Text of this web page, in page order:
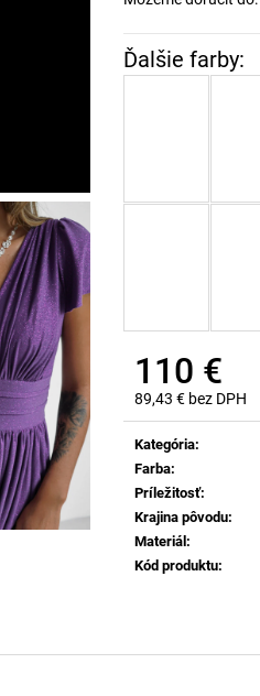
110 €
89,43 € bez DPH
Jednotková
cena:
Kategória:
Farba:
Príležitosť:
Krajina pôvodu:
Materiál:
Kód produktu: